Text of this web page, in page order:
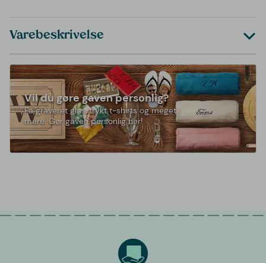
Varebeskrivelse
Vil du gøre gaven personlig?
Få graveret glas, trykt t-shirts og meget
mere. Gør gaven personlig her!